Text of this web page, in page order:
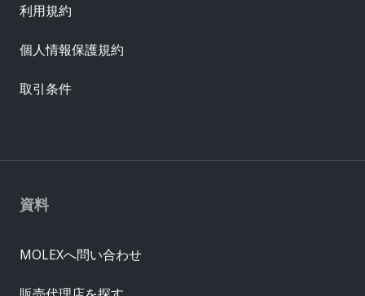
資料
MOLEXへ問い合わせ
利用規約
個人情報保護規約
取引条件